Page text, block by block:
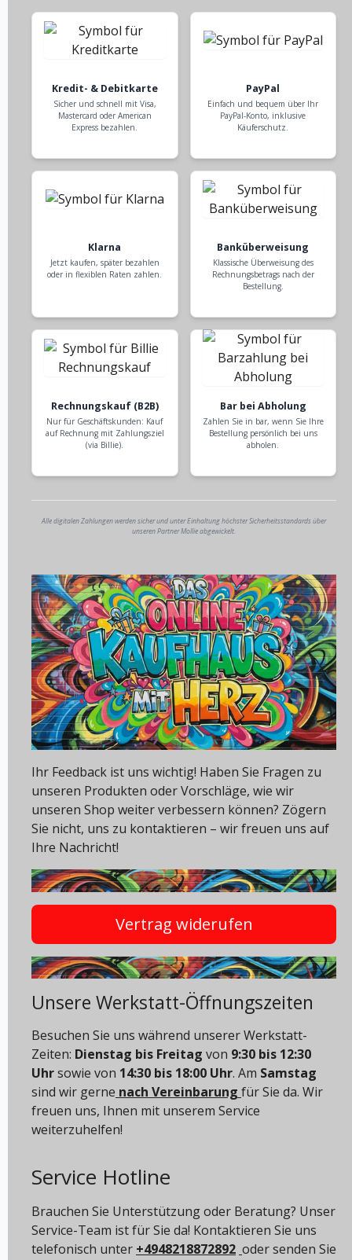
Kredit- & Debitkarte
Sicher und schnell mit Visa,
Mastercard oder American
Express bezahlen.
PayPal
Einfach und bequem über Ihr
PayPal-Konto, inklusive
Käuferschutz.
Klarna
Jetzt kaufen, später bezahlen
oder in flexiblen Raten zahlen.
Banküberweisung
Klassische Überweisung des
Rechnungsbetrags nach der
Bestellung.
Rechnungskauf (B2B)
Nur für Geschäftskunden: Kauf
auf Rechnung mit Zahlungsziel
(via Billie).
Bar bei Abholung
Zahlen Sie in bar, wenn Sie Ihre
Bestellung persönlich bei uns
abholen.
Alle digitalen Zahlungen werden sicher und unter Einhaltung höchster Sicherheitsstandards über
unseren Partner Mollie abgewickelt.
Ihr Feedback ist uns wichtig! Haben Sie Fragen zu
unseren Produkten oder Vorschläge, wie wir
unseren Shop weiter verbessern können? Zögern
Sie nicht, uns zu kontaktieren – wir freuen uns auf
Ihre Nachricht!
Vertrag widerufen
Unsere Werkstatt-Öffnungszeiten
Besuchen Sie uns während unserer Werkstatt-
Zeiten: Dienstag bis Freitag von 9:30 bis 12:30
Uhrsowie von 14:30 bis 18:00 Uhr. Am Samstag
sind wir gerne nach Vereinbarung für Sie da. Wir
freuen uns, Ihnen mit unserem Service
weiterzuhelfen!
Service Hotline
Brauchen Sie Unterstützung oder Beratung? Unser
Service-Team ist für Sie da! Kontaktieren Sie uns
telefonisch unter +4948218872892 oder senden Sie